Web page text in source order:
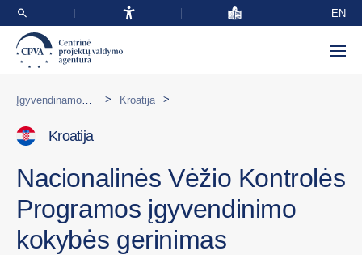
EN
> Kroatija >
Kroatija
Nacionalinės Vėžio Kontrolės
Programos įgyvendinimo
kokybės gerinimas